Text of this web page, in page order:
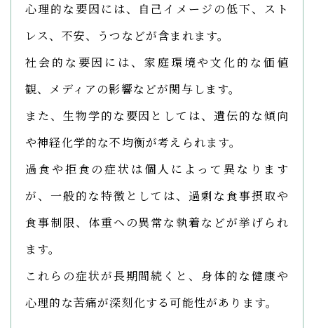
心理的な要因には、自己イメージの低下、スト
レス、不安、うつなどが含まれます。
社会的な要因には、家庭環境や文化的な価値
観、メディアの影響などが関与します。
また、生物学的な要因としては、遺伝的な傾向
や神経化学的な不均衡が考えられます。
過食や拒食の症状は個人によって異なります
が、一般的な特徴としては、過剰な食事摂取や
食事制限、体重への異常な執着などが挙げられ
ます。
これらの症状が長期間続くと、身体的な健康や
心理的な苦痛が深刻化する可能性があります。